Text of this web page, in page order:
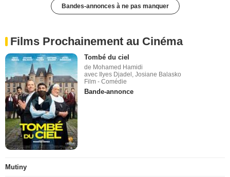
Bandes-annonces à ne pas manquer
Films Prochainement au Cinéma
Tombé du ciel
de Mohamed Hamidi
avec Ilyes Djadel, Josiane Balasko
Film - Comédie
Bande-annonce
Mutiny